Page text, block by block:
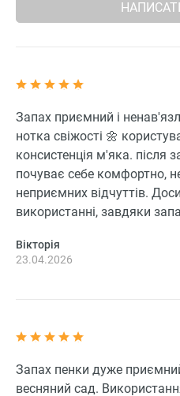
Запах приємний і
нотка свіжості 🌼
консистенція м'яка. після
почуває себе комфортно,
неприємних відчуттів.
використанні, завдяки
Вікторія
23.04.2026
Запах пенки дуже
весняний сад.